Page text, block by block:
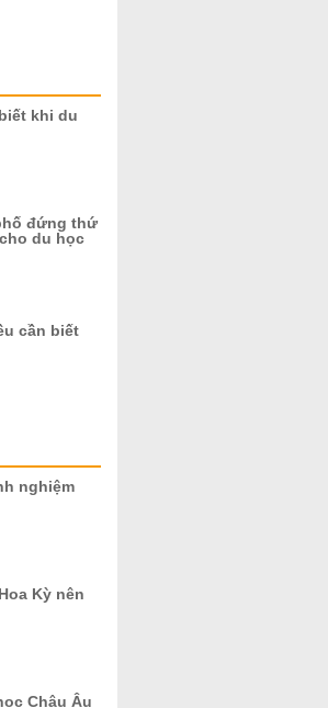
khi du
đứng thứ
du học
cần biết
nghiệm
Kỳ nên
Châu Âu